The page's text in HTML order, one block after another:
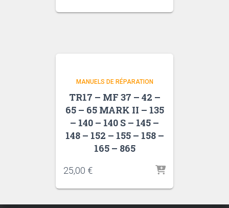
MANUELS DE RÉPARATION
TR17 – MF 37 – 42 –
65 – 65 MARK II – 135
– 140 – 140 S – 145 –
148 – 152 – 155 – 158 –
165 – 865
25,00 €